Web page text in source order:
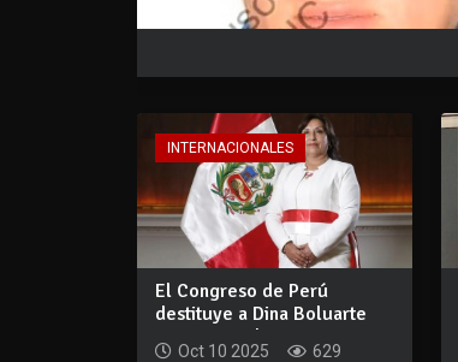
INTERNACIONALES
El Congreso de Perú
destituye a Dina Boluarte
como president...
Oct 10 2025
629